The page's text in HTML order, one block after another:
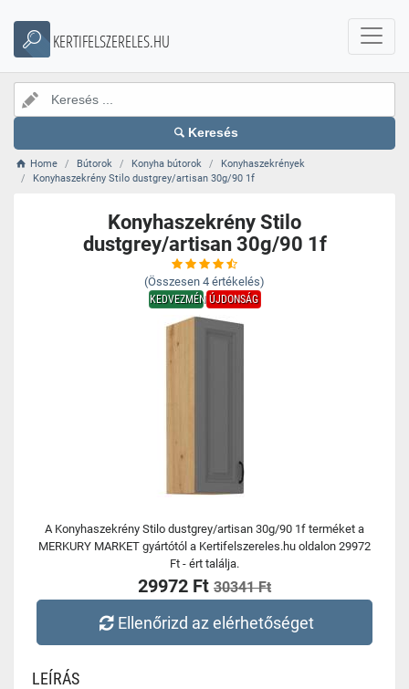
KERTIFELSZERELES.HU
Keresés
Home Bútorok Konyha bútorok
Konyhaszekrények
Konyhaszekrény Stilo dustgrey/artisan 30g/90 1f
Konyhaszekrény Stilo
dustgrey/artisan 30g/90 1f
(Összesen 4 értékelés)
KEDVEZMÉNYÚJDONSÁG
A Konyhaszekrény Stilo dustgrey/artisan 30g/90 1f terméket a
MERKURY MARKET gyártótól a Kertifelszereles.hu oldalon 29972
Ft - ért találja.
29972 Ft 30341 Ft
Ellenőrizd az elérhetőséget
LEÍRÁS